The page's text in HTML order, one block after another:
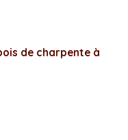
de charpente à